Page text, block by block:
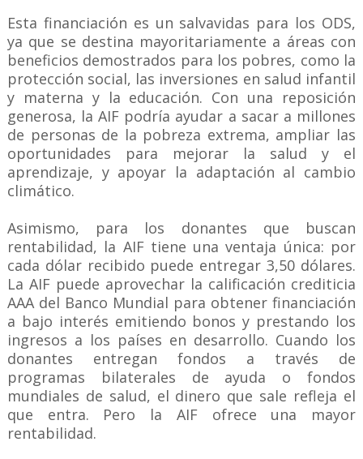
Esta financiación es un salvavidas para los ODS,
ya que se destina mayoritariamente a áreas con
beneficios demostrados para los pobres, como la
protección social, las inversiones en salud infantil
y materna y la educación. Con una reposición
generosa, la AIF podría ayudar a sacar a millones
de personas de la pobreza extrema, ampliar las
oportunidades para mejorar la salud y el
aprendizaje, y apoyar la adaptación al cambio
climático.
Asimismo, para los donantes que buscan
rentabilidad, la AIF tiene una ventaja única: por
cada dólar recibido puede entregar 3,50 dólares.
La AIF puede aprovechar la calificación crediticia
AAA del Banco Mundial para obtener financiación
a bajo interés emitiendo bonos y prestando los
ingresos a los países en desarrollo. Cuando los
donantes entregan fondos a través de
programas bilaterales de ayuda o fondos
mundiales de salud, el dinero que sale refleja el
que entra. Pero la AIF ofrece una mayor
rentabilidad.